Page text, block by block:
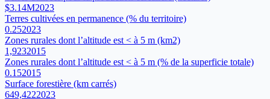
$3.14M2023
Terres cultivées en permanence (% du territoire)
0.252023
Zones rurales dont l’altitude est < à 5 m (km2)
1,9232015
Zones rurales dont l’altitude est < à 5 m (% de la superficie totale)
0.152015
Surface forestière (km carrés)
649,4222023